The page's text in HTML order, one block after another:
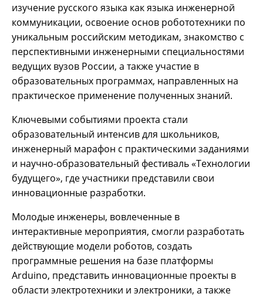
изучение русского языка как языка инженерной
коммуникации, освоение основ робототехники по
уникальным российским методикам, знакомство с
перспективными инженерными специальностями
ведущих вузов России, а также участие в
образовательных программах, направленных на
практическое применение полученных знаний.
Ключевыми событиями проекта стали
образовательный интенсив для школьников,
инженерный марафон с практическими заданиями
и научно-образовательный фестиваль «Технологии
будущего», где участники представили свои
инновационные разработки.
Молодые инженеры, вовлеченные в
интерактивные мероприятия, смогли разработать
действующие модели роботов, создать
программные решения на базе платформы
Arduino, представить инновационные проекты в
области электротехники и электроники, а также